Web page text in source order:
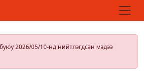
2026/05/10-нд нийтлэгдсэн мэдээ